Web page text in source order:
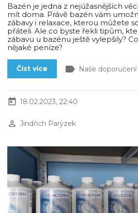
Bazén je jedna z nejúžasnějších
mít doma. Právě bazén vám
zábavy i relaxace, kterou můžete
přáteli. Ale co byste řekli tipům,
zábavu u bazénu ještě vylepšily?
nějaké peníze?
Číst více label Naše
today 18.02.2023, 22:40
perm_identity Jindřich Parýzek